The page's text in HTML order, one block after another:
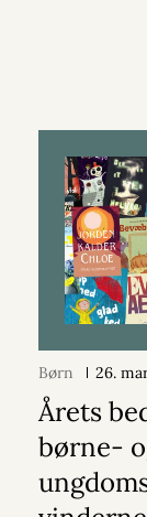
Børn 26.
Årets
børne-